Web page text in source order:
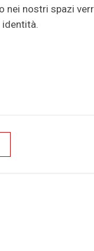
nei nostri spazi